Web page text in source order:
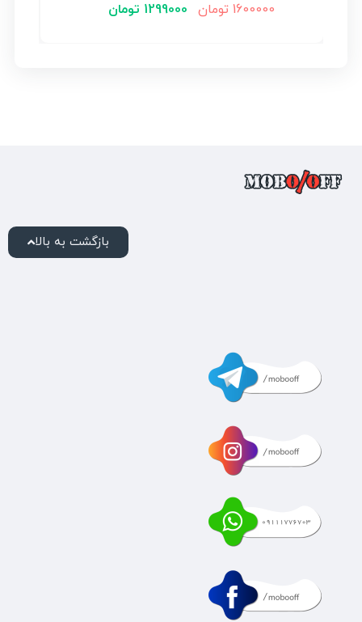
1600000 تومان 1299000 تومان
بازگشت به بالا